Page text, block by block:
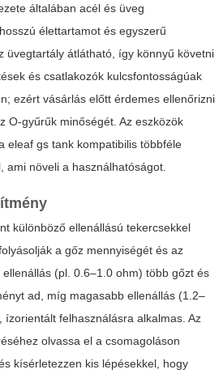
általában acél és üveg
élettartamot és egyszerű
üvegtartály átlátható, így könnyű követni
és csatlakozók kulcsfontosságúak
ezért vásárlás előtt érdemes ellenőrizni
O-gyűrűk minőségét. Az eszközök
eleaf gs tank kompatibilis többféle
ami növeli a használhatóságot.
különböző ellenállású tekercsekkel
a gőz mennyiségét és az
(pl. 0.6–1.0 ohm) több gőzt és
ad, míg magasabb ellenállás (1.2–
ízorientált felhasználásra alkalmas. Az
olvassa el a csomagoláson
kísérletezzen kis lépésekkel, hogy